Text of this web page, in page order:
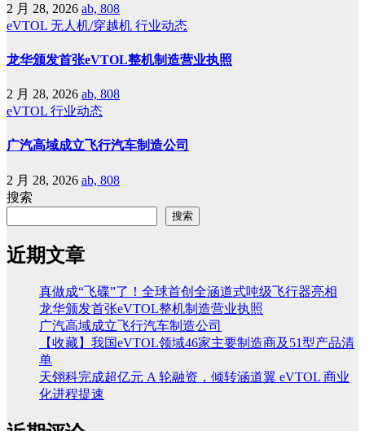
2 月 28, 2026 ab, 808
eVTOL 无人机/穿越机 行业动态
龙华颁发首张eVTOL整机制造营业执照
2 月 28, 2026 ab, 808
eVTOL 行业动态
广汽高域成立飞行汽车制造公司
2 月 28, 2026 ab, 808
搜索
搜索
近期文章
真做成“飞碟”了！全球首创全涵道式吨级飞行器亮相
龙华颁发首张eVTOL整机制造营业执照
广汽高域成立飞行汽车制造公司
【收藏】我国eVTOL领域46家主要制造商及51型产品清
单
天翎科完成超亿元 A 轮融资，倾转涵道翼 eVTOL 商业
化进程提速